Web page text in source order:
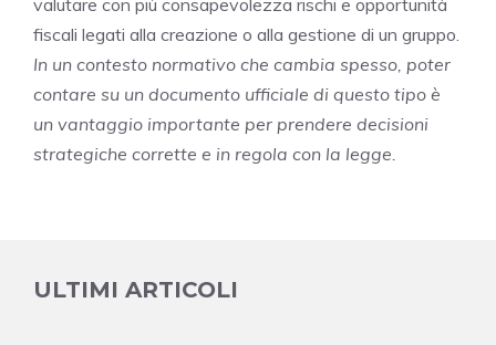
fiscali legati alla creazione o alla gestione di un gruppo.
In un contesto normativo che cambia spesso, poter
contare su un documento ufficiale di questo tipo è
un vantaggio importante per prendere decisioni
strategiche corrette e in regola con la legge.
ULTIMI ARTICOLI